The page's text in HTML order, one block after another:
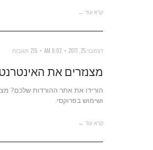
קרא עוד ←
דצמבר 25, 2011 8:02 AM 215 תגובות
מצנזרים את
ושימוש בפרוקסי.
קרא עוד ←